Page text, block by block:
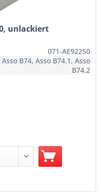
unlackiert
071-AE92250
Asso B74, Asso B74.1, Asso
B74.2